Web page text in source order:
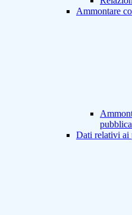
Ammontare
Dati relativi ai